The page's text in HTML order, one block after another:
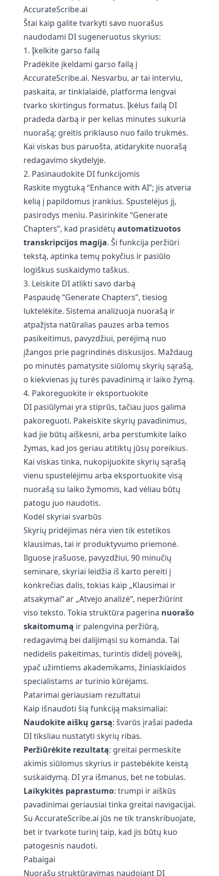
AccurateScribe.ai
Štai kaip galite tvarkyti savo nuorašus
naudodami DI sugeneruotus skyrius:
1. Įkelkite garso failą
Pradėkite įkeldami garso failą į
AccurateScribe.ai. Nesvarbu, ar tai interviu,
paskaita, ar tinklalaidė, platforma lengvai
tvarko skirtingus formatus. Įkėlus failą DI
pradeda darbą ir per kelias minutes sukuria
nuorašą; greitis priklauso nuo failo trukmės.
Kai viskas bus paruošta, atidarykite nuorašą
redagavimo skydelyje.
2. Pasinaudokite DI funkcijomis
Raskite mygtuką “Enhance with AI”; jis atveria
kelią į papildomus įrankius. Spustelėjus jį,
pasirodys meniu. Pasirinkite “Generate
Chapters”, kad prasidėtų automatizuotos
transkripcijos magija. Ši funkcija peržiūri
tekstą, aptinka temų pokyčius ir pasiūlo
logiškus suskaidymo taškus.
3. Leiskite DI atlikti savo darbą
Paspaudę “Generate Chapters”, tiesiog
luktelėkite. Sistema analizuoja nuorašą ir
atpažįsta natūralias pauzes arba temos
pasikeitimus, pavyzdžiui, perėjimą nuo
įžangos prie pagrindinės diskusijos. Maždaug
po minutės pamatysite siūlomų skyrių sąrašą,
o kiekvienas jų turės pavadinimą ir laiko žymą.
4. Pakoreguokite ir eksportuokite
DI pasiūlymai yra stiprūs, tačiau juos galima
pakoreguoti. Pakeiskite skyrių pavadinimus,
kad jie būtų aiškesni, arba perstumkite laiko
žymas, kad jos geriau atitiktų jūsų poreikius.
Kai viskas tinka, nukopijuokite skyrių sąrašą
vienu spustelėjimu arba eksportuokite visą
nuorašą su laiko žymomis, kad vėliau būtų
patogu juo naudotis.
Kodėl skyriai svarbūs
Skyrių pridėjimas nėra vien tik estetikos
klausimas, tai ir produktyvumo priemonė.
Ilguose įrašuose, pavyzdžiui, 90 minučių
seminare, skyriai leidžia iš karto pereiti į
konkrečias dalis, tokias kaip „Klausimai ir
atsakymai“ ar „Atvejo analizė“, neperžiūrint
viso teksto. Tokia struktūra pagerina nuorašo
skaitomumą ir palengvina peržiūrą,
redagavimą bei dalijimąsi su komanda. Tai
nedidelis pakeitimas, turintis didelį poveikį,
ypač užimtiems akademikams, žiniasklaidos
specialistams ar turinio kūrėjams.
Patarimai geriausiam rezultatui
Kaip išnaudoti šią funkciją maksimaliai:
Naudokite aiškų garsą: švarūs įrašai padeda
DI tiksliau nustatyti skyrių ribas.
Peržiūrėkite rezultatą: greitai permeskite
akimis siūlomus skyrius ir pastebėkite keistą
suskaidymą. DI yra išmanus, bet ne tobulas.
Laikykitės paprastumo: trumpi ir aiškūs
pavadinimai geriausiai tinka greitai navigacijai.
Su AccurateScribe.ai jūs ne tik transkribuojate,
bet ir tvarkote turinį taip, kad jis būtų kuo
patogesnis naudoti.
Pabaigai
Nuorašų struktūravimas naudojant DI